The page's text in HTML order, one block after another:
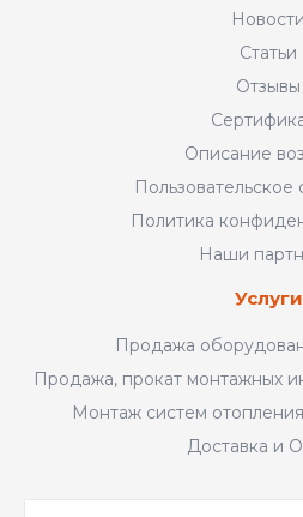
Новости
Статьи
Отзывы
Описание
Пользовательское
Политика
Наши
Услуги
Продажа
Продажа, прокат монтажных
Монтаж систем
Доставка и